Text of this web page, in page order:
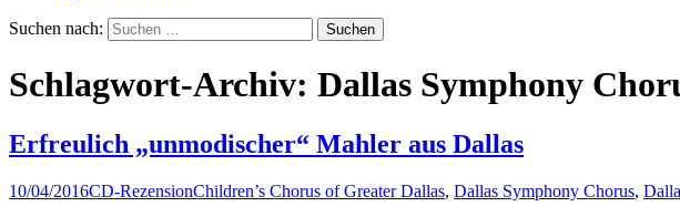
Suchen nach:
Schlagwort-Archiv: Dallas Symphony
Erfreulich „unmodischer“ Mahler aus Dallas
10/04/2016CD-RezensionChildren’s Chorus of Greater Dallas, Dallas Symphony Chorus,